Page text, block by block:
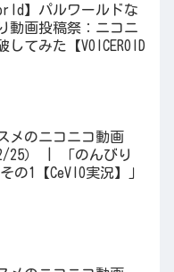
】パルワールドな
動画投稿祭：ニコニ
してみた【VOICEROID
メのニコニコ動画
25） | 「のんびり
の1【CeVIO実況】」